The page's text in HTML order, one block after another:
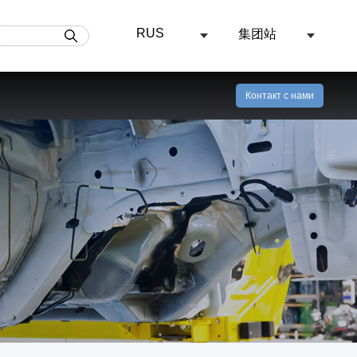
RUS 集团站
Угольная промышленность
Струи воды под высоким давлением широко используются в производстве и исследованиях и разработках в области пищевой промышленности, молока, напитков, медицины, красителей, тонкой химии и биотехнологии.Это делает пищу более безопасной, имеет более длительный срок хранения, имеет естественный цвет и лучший вкус, а также может идеально сохранять питательные вещества в пище.
Морская промышленность
При техническом обслуживании подводных трубопроводов и аварийно-восстановительных работах часто требуется очистка покрытия, В то время,(Необходимо использовать) водоструйное оборудование высокого давления (опционально) для обработки поверхности морских труб. В то же время он может выполнять морскую подводную очистку, Абразивная водометная струя для подводной резки.
350TJ5 тип Поршневой насос высокого давления [Система дизельного двигателя]
250MTJ3 тип Поршневой насос высокого давления [Система дизельного двигателя]
Распыляющие устройство
TM вращающаяся насадка
TC вращающаяся насадка
TT вращающаяся насадка
Узнать больше об условиях
Контакт с нами